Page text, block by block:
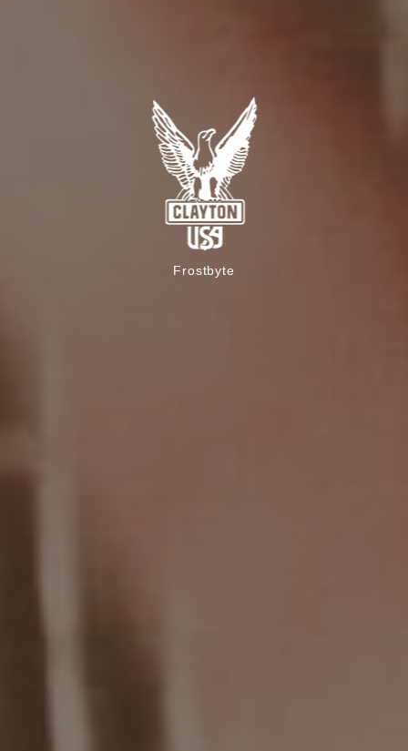
Frostbyte